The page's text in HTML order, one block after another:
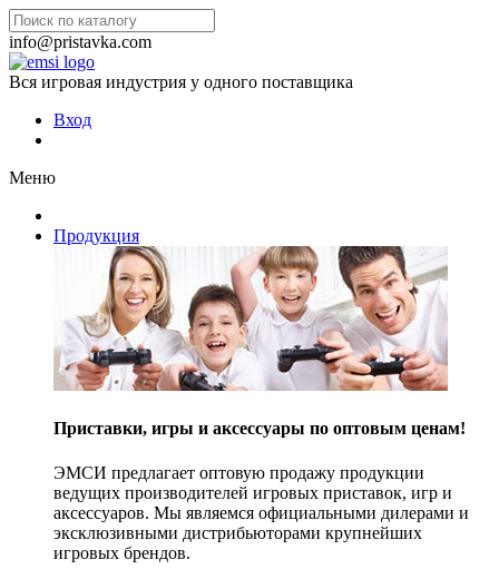
info@pristavka.com
Вся игровая индустрия у одного поставщика
Вход
Меню
Продукция
Приставки, игры и аксессуары по оптовым ценам!
ЭМСИ предлагает оптовую продажу продукции
ведущих производителей игровых приставок, игр и
аксессуаров. Мы являемся официальными дилерами и
эксклюзивными дистрибьюторами крупнейших
игровых брендов.